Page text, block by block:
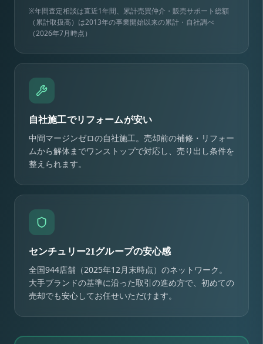
※年間査定相談は直近1年間、累計売買仲介・販売サポート総額
（累計取扱高）は2013年の事業開始以来の累計・自社調べ
（2026年7月時点）
自社施工でリフォームが安い
中間マージンゼロの自社施工。売却前の補修・リフォー
ムから解体までワンストップで対応し、売り出し条件を
整えられます。
センチュリー21グループの安心感
全国944店舗（2025年12月末時点）のネットワーク。
大手ブランドの基準に沿った取引の進め方で、初めての
売却でも安心してお任せいただけます。